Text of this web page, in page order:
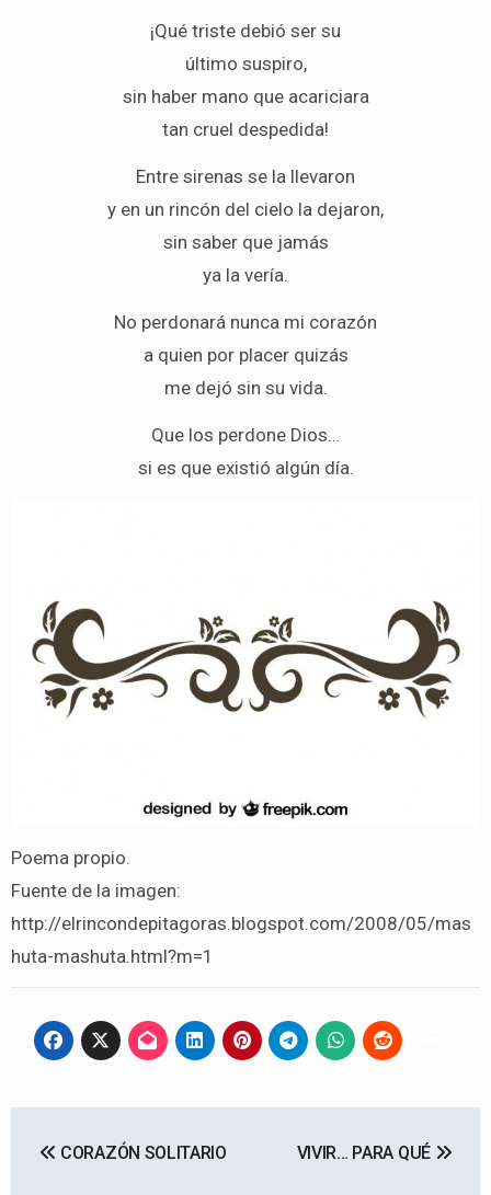
¡Qué triste debió ser su
último suspiro,
sin haber mano que acariciara
tan cruel despedida!
Entre sirenas se la llevaron
y en un rincón del cielo la dejaron,
sin saber que jamás
ya la vería.
No perdonará nunca mi corazón
a quien por placer quizás
me dejó sin su vida.
Que los perdone Dios…
si es que existió algún día.
Poema propio.
Fuente de la imagen:
http://elrincondepitagoras.blogspot.com/2008/05/mas
huta-mashuta.html?m=1
de
CORAZÓN SOLITARIO VIVIR… PARA QUÉ